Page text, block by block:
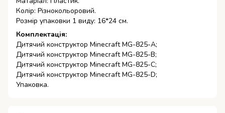
Колір: Різнокольоровий.
Розмір упаковки 1 виду: 16*24 см.
Комплектація:
Дитячий конструктор Minecraft MG-825-A;
Дитячий конструктор Minecraft MG-825-B;
Дитячий конструктор Minecraft MG-825-C;
Дитячий конструктор Minecraft MG-825-D;
Упаковка.